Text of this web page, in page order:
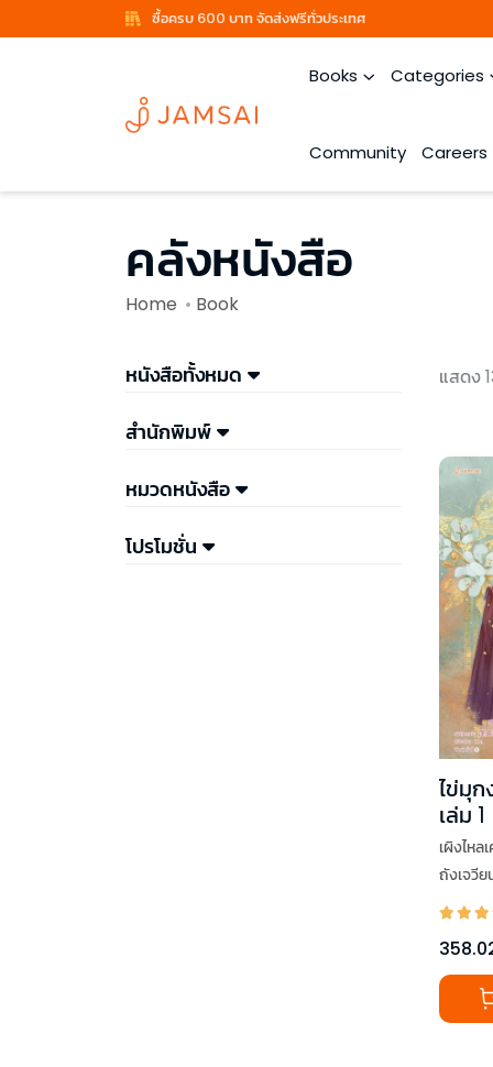
ซื้อครบ 600 บาท จัดส่งฟรีทั่วประเทศ
Books Categories
Community Careers
คลังหนังสือ
Home Book
หนังสือทั้งหมด
สำนักพิมพ์
หมวดหนังสือ
โปรโมชั่น
แสดง
ไข่มุก
เล่ม 1
เผิงไหล
ถังเจวีย